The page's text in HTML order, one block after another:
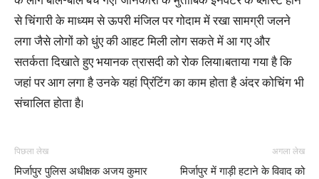
से चिंगारी के माध्यम से ऊपरी मंजिल पर गोदाम में रखा सामग्री जलने
लगा जैसे लोगों को धुंए की आहट मिली लोग सकते में आ गए और
सतर्कता दिखाते हुए भयानक त्रासदी को रोक लिया।बताया गया है कि
जहां पर आग लगा है उनके यहां प्रिंटिंग का काम होता है अंदर कोचिंग भी
संचालित होता है।
पिछला लेख
मिर्जापुर पुलिस अधीक्षक अजय कुमार
अगला लेख
मिर्जापुर में गाड़ी हटाने के विवाद को